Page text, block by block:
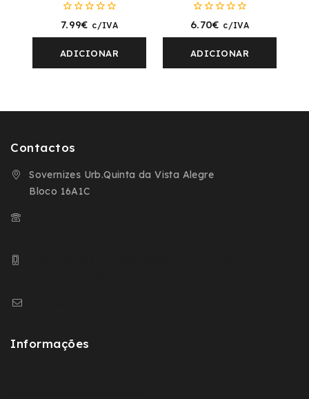
0
5
7.99€ c/IVA
ADICIONAR
0
5
6.70€ c/IVA
ADICIONAR
Contactos
Sovernizes Urb.Quinta da Vista Alegre
Bloco 16A1C
Informações